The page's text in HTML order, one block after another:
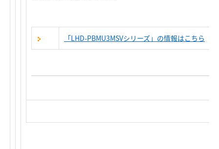
「LHD-PBMU3MSVシリーズ」の情報はこちら